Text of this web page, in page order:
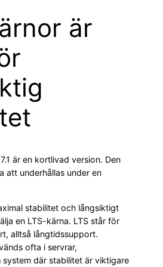
är
är en kortlivad version. Den
att underhållas under en
stabilitet och långsiktigt
en LTS-kärna. LTS står för
alltså långtidssupport.
ofta i servrar,
där stabilitet är viktigare